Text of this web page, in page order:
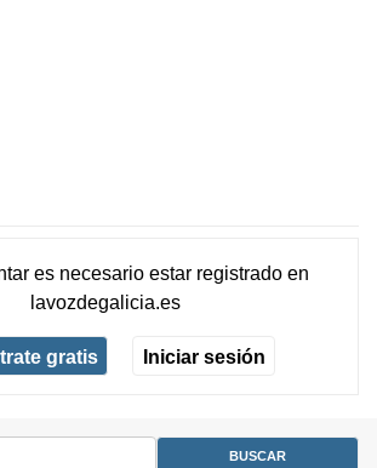
es necesario estar registradoen
lavozdegalicia.es
gratis Iniciar sesión